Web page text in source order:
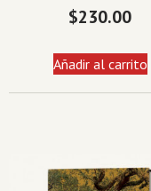
$230.00
Añadir al carrito